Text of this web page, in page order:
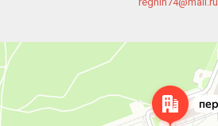
Челябинск
Переулок Лермонтова, 1 — Яндекс Карты